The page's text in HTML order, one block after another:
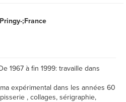
Pringy-;France
1967 à fin 1999: travaille dans
expérimental dans les années 60
, collages, sérigraphie,